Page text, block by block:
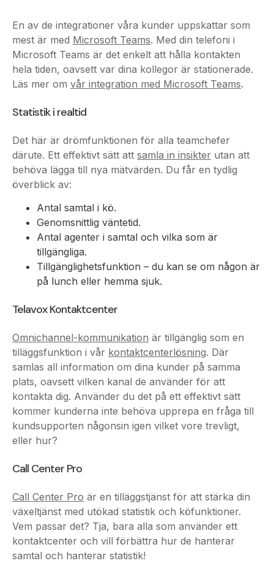
Microsoft Teams är det enkelt att hålla kontakten
hela tiden, oavsett var dina kollegor är stationerade.
Läs mer omvår integration med Microsoft Teams
Statistik i realtid
Det här är drömfunktionen för alla teamchefer
behöva lägga till nya mätvärden. Du får en tydlig
överblick av:
Antal samtal i kö.
Genomsnittlig väntetid.
Antal agenter i samtal och vilka som är
tillgängliga.
Tillgänglighetsfunktion – du kan se om någon är
på lunch eller hemma sjuk.
Telavox Kontaktcenter
Omnichannel-kommunikation
samlas all information om dina kunder på samma
plats, oavsett vilken kanal de använder för att
kontakta dig. Använder du det på ett effektivt sätt
kommer kunderna inte behöva upprepa en fråga till
kundsupporten någonsin igen vilket vore trevligt,
eller hur?
Call Center Pro
Call Center Pro
Vem passar det? Tja, bara alla som använder ett
kontaktcenter och vill förbättra hur de hanterar
samtal och hanterar statistik!
Tack för att du läst vår guide!